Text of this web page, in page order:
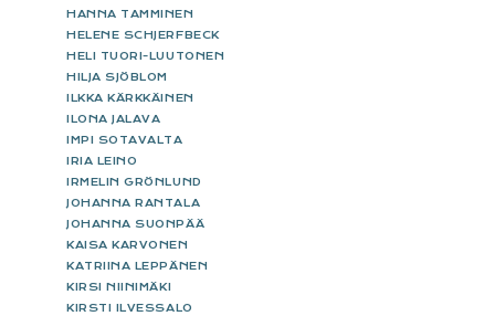
HANNA TAMMINEN
HELENE SCHJERFBECK
HELI TUORI-LUUTONEN
HILJA SJÖBLOM
ILKKA KÄRKKÄINEN
ILONA JALAVA
IMPI SOTAVALTA
IRIA LEINO
IRMELIN GRÖNLUND
JOHANNA RANTALA
JOHANNA SUONPÄÄ
KAISA KARVONEN
KATRIINA LEPPÄNEN
KIRSI NIINIMÄKI
KIRSTI ILVESSALO